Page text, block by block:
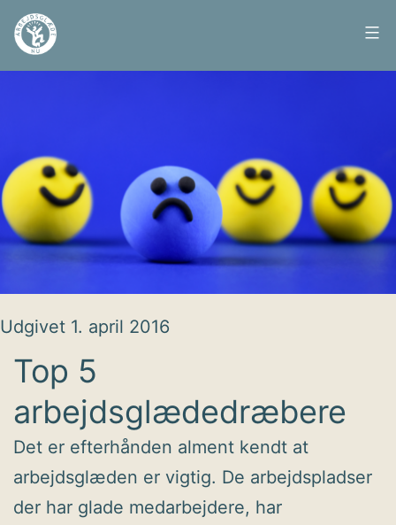
Fortsæt
Arbejdsglæde
Udgivet 1. april 2016
Top 5
arbejdsglædedræbere
Det er efterhånden alment kendt at
arbejdsglæden er vigtig. De arbejdspladser
der har glade medarbejdere, har